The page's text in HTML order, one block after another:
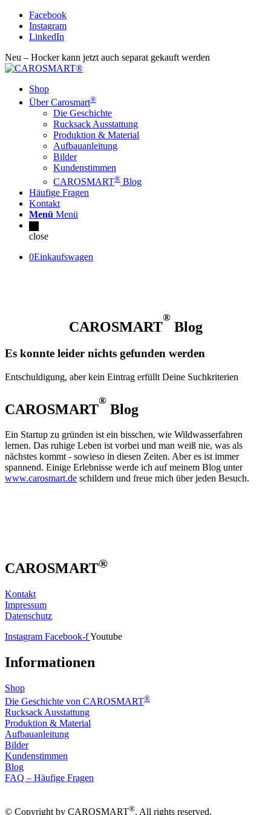
Facebook
Instagram
LinkedIn
Neu – Hocker kann jetzt auch separat gekauft werden
Shop
Über Carosmart®
Die Geschichte
Rucksack Ausstattung
Produktion & Material
Aufbauanleitung
Bilder
Kundenstimmen
CAROSMART® Blog
Häufige Fragen
Kontakt
Menü Menü
close
0Einkaufswagen
CAROSMART
®
Blog
Es konnte leider nichts gefunden werden
Entschuldigung, aber kein Eintrag erfüllt Deine Suchkriterien
CAROSMART
®
Blog
Ein Startup zu gründen ist ein bisschen, wie Wildwasserfahren
lernen. Das ruhige Leben ist vorbei und man weiß nie, was als
nächstes kommt - sowieso in diesen Zeiten. Aber es ist immer
spannend. Einige Erlebnisse werde ich auf meinem Blog unter
www.carosmart.de schildern und freue mich über jeden Besuch.
CAROSMART®
Kontakt
Impressum
Datenschutz
Instagram Facebook-fYoutube
Informationen
Shop
Die Geschichte von CAROSMART®
Rucksack Ausstattung
Produktion & Material
Aufbauanleitung
Bilder
Kundenstimmen
Blog
FAQ – Häufige Fragen
© Copyright by CAROSMART®. All rights reserved.